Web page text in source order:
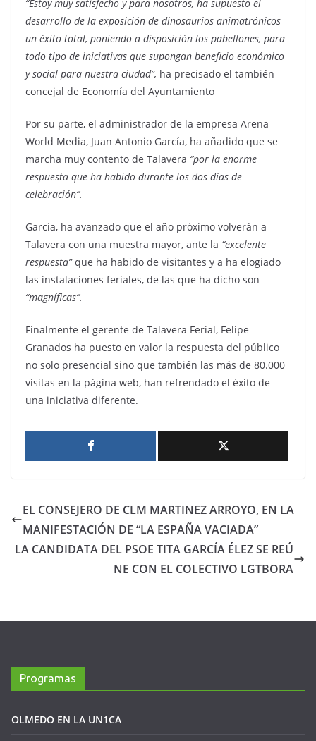
“Estoy muy satisfecho y para nosotros, ha supuesto el
desarrollo de la exposición de dinosaurios animatrónicos
un éxito total, poniendo a disposición los pabellones, para
todo tipo de iniciativas que supongan beneficio económico
y social para nuestra ciudad”, ha precisado el también
concejal de Economía del Ayuntamiento
Por su parte, el administrador de la empresa Arena
World Media, Juan Antonio García, ha añadido que se
marcha muy contento de Talavera “por la enorme
respuesta que ha habido durante los dos días de
celebración”.
García, ha avanzado que el año próximo volverán a
Talavera con una muestra mayor, ante la “excelente
respuesta”que ha habido de visitantes y a ha elogiado
las instalaciones feriales, de las que ha dicho son
“magníficas”.
Finalmente el gerente de Talavera Ferial, Felipe
Granados ha puesto en valor la respuesta del público
no solo presencial sino que también las más de 80.000
visitas en la página web, han refrendado el éxito de
una iniciativa diferente.
EL CONSEJERO DE CLM MARTINEZ ARROYO, EN LA
MANIFESTACIÓN DE “LA ESPAÑA VACIADA”
LA CANDIDATA DEL PSOE TITA GARCÍA ÉLEZ SE REÚ
NE CON EL COLECTIVO LGTBORA
Programas
OLMEDO EN LA UN1CA